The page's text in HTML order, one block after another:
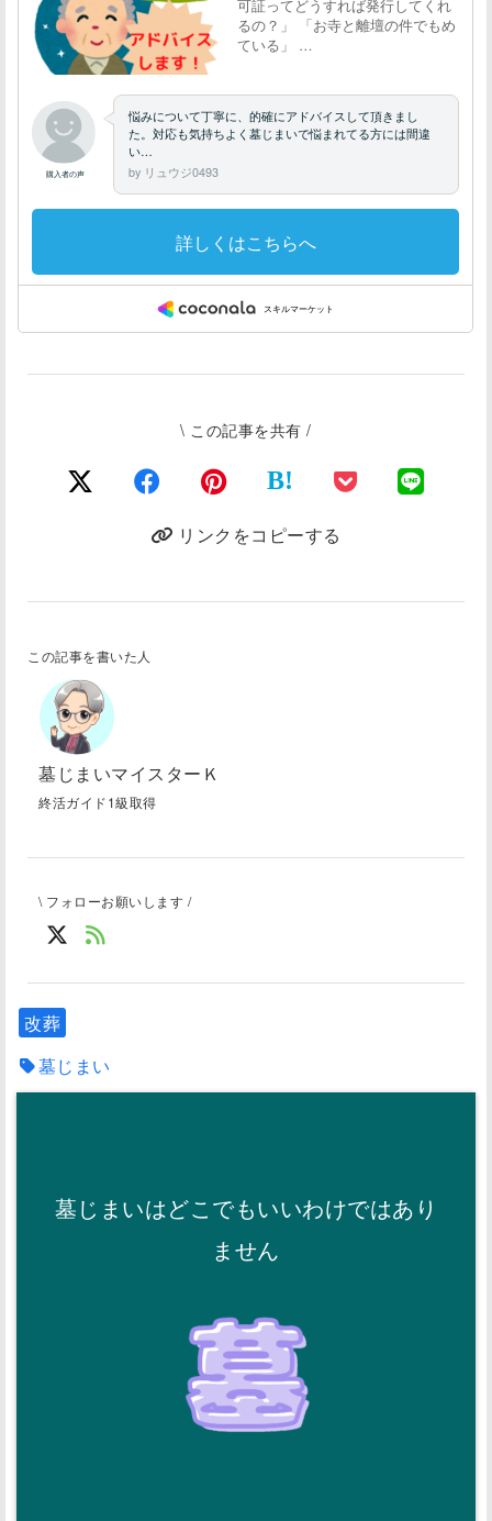
\ この記事を共有 /
B!
リンクをコピーする
この記事を書いた人
墓じまいマイスターＫ
終活ガイド1級取得
\ フォローお願いします /
改葬
墓じまい
墓じまいはどこでもいいわけではあり
ません